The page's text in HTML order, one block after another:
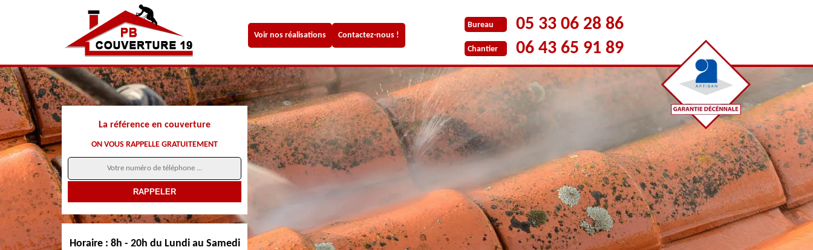
Voir nos réalisations Contactez-nous !
Bureau 05 33 06 28 86
Chantier 06 43 65 91 89
La référence en couverture
ON VOUS RAPPELLE GRATUITEMENT
Horaire : 8h - 20h du Lundi au Samedi